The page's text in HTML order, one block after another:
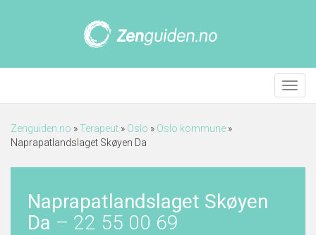
Meny
Zenguiden.no »Terapeut » Oslo » Oslo kommune »
Naprapatlandslaget Skøyen Da
Naprapatlandslaget Skøyen
Da – 22 55 00 69